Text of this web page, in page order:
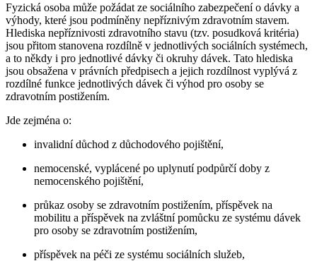
Fyzická osoba může požádat ze sociálního zabezpečení o dávky a
výhody, které jsou podmíněny nepříznivým zdravotním stavem.
Hlediska nepříznivosti zdravotního stavu (tzv. posudková kritéria)
jsou přitom stanovena rozdílně v jednotlivých sociálních systémech,
a to někdy i pro jednotlivé dávky či okruhy dávek. Tato hlediska
jsou obsažena v právních předpisech a jejich rozdílnost vyplývá z
rozdílné funkce jednotlivých dávek či výhod pro osoby se
zdravotním postižením.
Jde zejména o:
invalidní důchod z důchodového pojištění,
nemocenské, vyplácené po uplynutí podpůrčí doby z
nemocenského pojištění,
průkaz osoby se zdravotním postižením, příspěvek na
mobilitu a příspěvek na zvláštní pomůcku ze systému dávek
pro osoby se zdravotním postižením,
příspěvek na péči ze systému sociálních služeb,